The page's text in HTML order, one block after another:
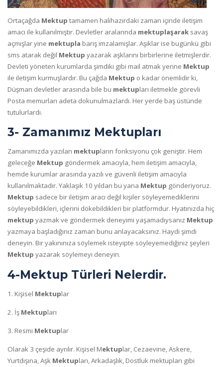
Ortaçağda Mektup tamamen halihazırdaki zaman içinde iletişim
amacı ile kullanılmıştır. Devletler aralarında mektuplaşarak savaş
açmışlar yine mektupla barış imzalamışlar. Aşıklar ise bugünkü gibi
sms atarak değil Mektup yazarak aşklarını birbirlerine iletmişlerdir.
Devleti yöneten kurumlarda şimdiki gibi mail atmak yerine Mektup
ile iletişim kurmuşlardır. Bu çağda Mektup o kadar önemlidir ki,
Düşman devletler arasında bile bu mektupları iletmekle görevli
Posta memurları adeta dokunulmazlardı. Her yerde baş üstünde
tutulurlardı.
3- Zamanımız Mektupları
Zamanımızda yazılan mektupların fonksiyonu çok geniştir. Hem
geleceğe Mektup göndermek amacıyla, hem iletişim amacıyla,
hemde kurumlar arasında yazılı ve güvenli iletişim amacıyla
kullanılmaktadır. Yaklaşık 10 yıldan bu yana Mektup gönderiyoruz.
Mektup sadece bir iletişim aracı değil kişiler söyleyemediklerini
söyleyebildikleri, içlerini dökebildikleri bir platformdur. Hyatınızda hiç
mektup yazmak ve göndermek deneyimi yaşamadıysanız Mektup
yazmaya başladığınız zaman bunu anlayacaksınız. Haydi şimdi
deneyin. Bir yakınınıza söylemek isteyipte söyleyemediğiniz şeyleri
Mektup yazarak söylemeyi deneyin.
4-Mektup Türleri Nelerdir.
1. Kişisel Mektuplar
2. İş Mektupları
3. Resmi Mektuplar
Olarak 3 çeşide ayrılır. Kişisel Mektuplar, Cezaevine, Askere,
Yurtdışına, Aşk Mektupları, Arkadaşlık, Dostluk mektupları gibi